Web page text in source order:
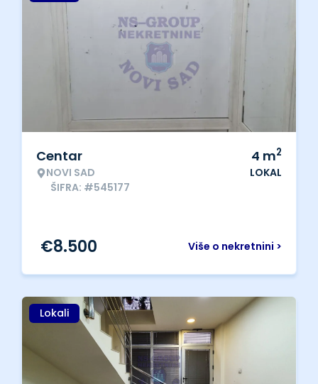
Centar
NOVI SAD
ŠIFRA: #545177
4 m2
LOKAL
Više o nekretnini >
€8.500
Lokali